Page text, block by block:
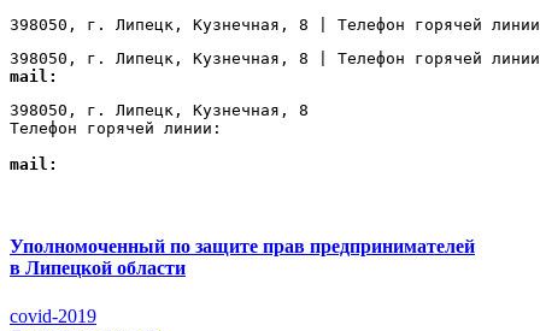
398050, г. Липецк, Кузнечная, 8 | Телефон горячей
398050, г. Липецк, Кузнечная, 8 | Телефон горячей
mail:
398050, г. Липецк, Кузнечная, 8
Телефон горячей линии:
mail:
Уполномоченный по защите прав предпринимателей
в Липецкой области
covid-2019